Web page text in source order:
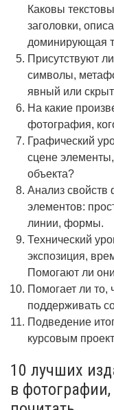
Каковы
заголовки,
доминирующая
Присутствуют
символы,
явный или
На какие
фотография,
Графический
сцене
объекта?
Анализ свойств
элементов:
линии, формы.
Технический
экспозиция,
Помогают ли
Помогает ли то,
поддерживать
Подведение
курсовым
10 лучших
в